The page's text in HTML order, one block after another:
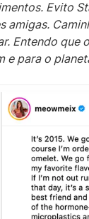
Evito
amigas.
Entendo que
e para o